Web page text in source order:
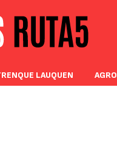
LAUQUEN AGRO